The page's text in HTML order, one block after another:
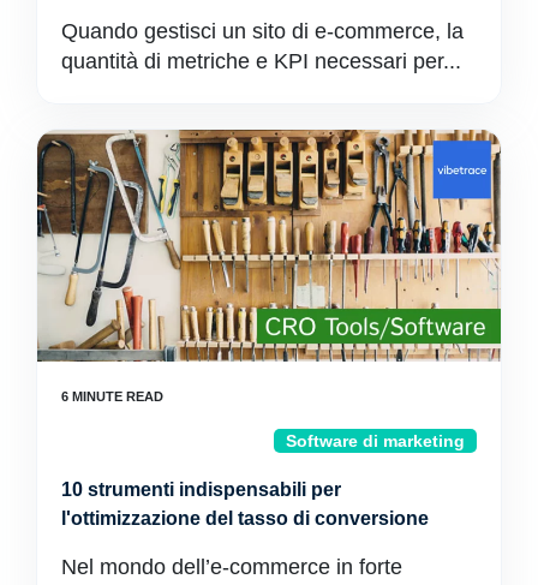
Quando gestisci un sito di e-commerce, la
quantità di metriche e KPI necessari per...
Software di marketing
10 strumenti indispensabili per
l'ottimizzazione del tasso di conversione
Nel mondo dell’e-commerce in forte